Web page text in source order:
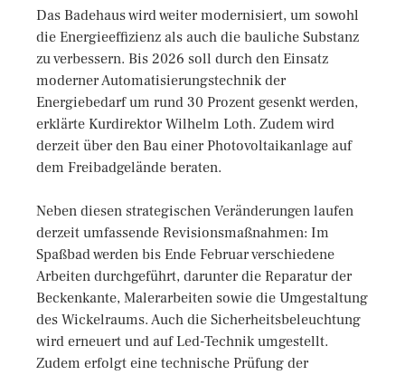
Das Badehaus wird weiter modernisiert, um sowohl
die Energieeffizienz als auch die bauliche Substanz
zu verbessern. Bis 2026 soll durch den Einsatz
moderner Automatisierungstechnik der
Energiebedarf um rund 30 Prozent gesenkt werden,
erklärte Kurdirektor Wilhelm Loth. Zudem wird
derzeit über den Bau einer Photovoltaikanlage auf
dem Freibadgelände beraten.
Neben diesen strategischen Veränderungen laufen
derzeit umfassende Revisionsmaßnahmen: Im
Spaßbad werden bis Ende Februar verschiedene
Arbeiten durchgeführt, darunter die Reparatur der
Beckenkante, Malerarbeiten sowie die Umgestaltung
des Wickelraums. Auch die Sicherheitsbeleuchtung
wird erneuert und auf Led-Technik umgestellt.
Zudem erfolgt eine technische Prüfung der